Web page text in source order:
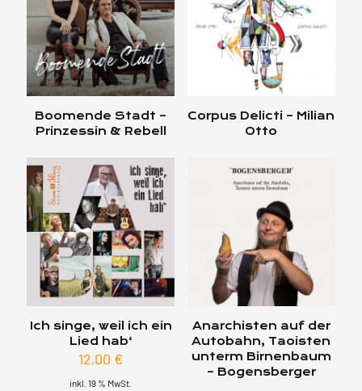
Boomende Stadt –
Prinzessin & Rebell
Corpus Delicti – Milian
Otto
Ich singe, weil ich ein
Lied hab‘
12,00 €
inkl. 19 % MwSt.
Anarchisten auf der
Autobahn, Taoisten
unterm Birnenbaum
– Bogensberger